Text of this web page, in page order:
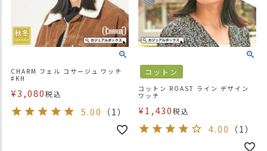
CHARM フェル コサージュ ワッチ
#KH
¥3,080税込
5.00 （1）
コットン
コットン ROAST ライン デザイン
ワッチ
¥1,430税込
4.00 （1）